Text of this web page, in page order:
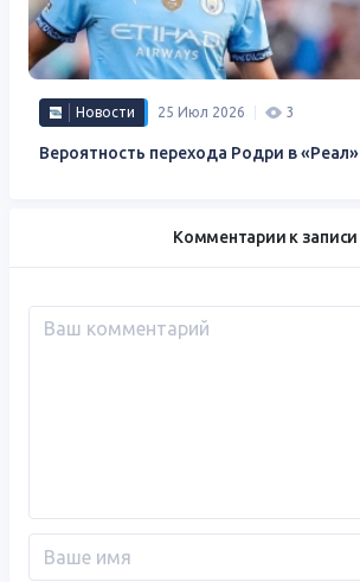
Новости 25 Июл 2026 3
Вероятность перехода Родри в
Комментарии к записи